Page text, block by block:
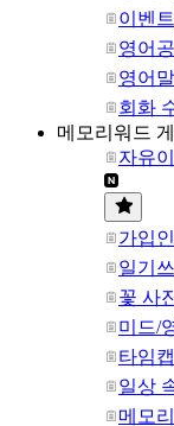
이벤트
영어
영어
회화
메모리워드
자유
가입
일기쓰
꽃 사
미드/
타임
일상
메모